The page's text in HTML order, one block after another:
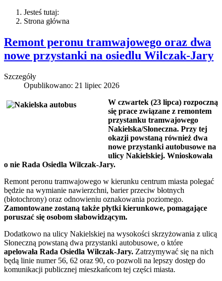
Jesteś tutaj:
Strona główna
Remont peronu tramwajowego oraz dwa
nowe przystanki na osiedlu Wilczak-Jary
Szczegóły
Opublikowano: 21 lipiec 2026
W czwartek (23 lipca) rozpoczną
się prace związane z remontem
przystanku tramwajowego
Nakielska/Słoneczna. Przy tej
okazji powstaną również dwa
nowe przystanki autobusowe na
ulicy Nakielskiej. Wnioskowała
o nie Rada Osiedla Wilczak-Jary.
Remont peronu tramwajowego w kierunku centrum miasta polegać
będzie na wymianie nawierzchni, barier przeciw błotnych
(błotochrony) oraz odnowieniu oznakowania poziomego.
Zamontowane zostaną także płytki kierunkowe, pomagające
poruszać się osobom słabowidzącym.
Dodatkowo na ulicy Nakielskiej na wysokości skrzyżowania z ulicą
Słoneczną powstaną dwa przystanki autobusowe, o które
apelowała Rada Osiedla Wilczak-Jary. Zatrzymywać się na nich
będą linie numer 56, 62 oraz 90, co pozwoli na lepszy dostęp do
komunikacji publicznej mieszkańcom tej części miasta.